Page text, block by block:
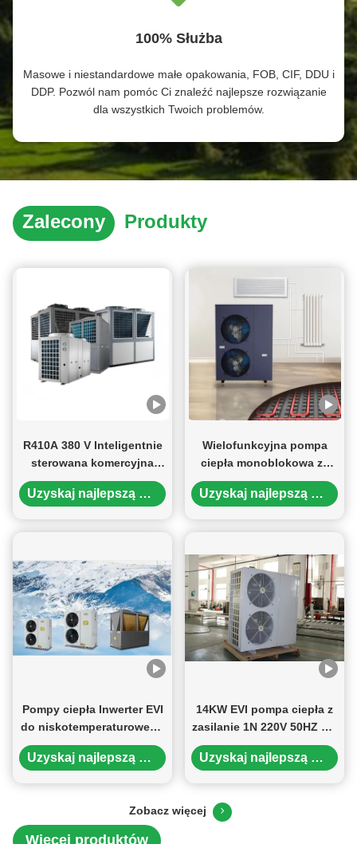
100% Służba
Masowe i niestandardowe małe opakowania, FOB, CIF, DDU i
DDP. Pozwól nam pomóc Ci znaleźć najlepsze rozwiązanie
dla wszystkich Twoich problemów.
Zalecony Produkty
R410A 380 V Inteligentnie
sterowana komercyjna
pompa ciepła do basenu z
inwerterem o wysokiej
Uzyskaj najlepszą cenę
Wielofunkcyjna pompa
ciepła monoblokowa ze
źródłem powietrza o
przyjaznej dla środowiska
Uzyskaj najlepszą cenę
Pompy ciepła Inwerter EVI
do niskotemperaturowego
ogrzewania i chłodzenia za
pomocą czynnikaUzyskaj najlepszą cenę
14KW EVI pompa ciepła z
zasilanie 1N 220V 50HZ dla
efektywnego ogrzewania
wody w temperaturze
Uzyskaj najlepszą cenę
Zobacz więcej
Więcej produktów